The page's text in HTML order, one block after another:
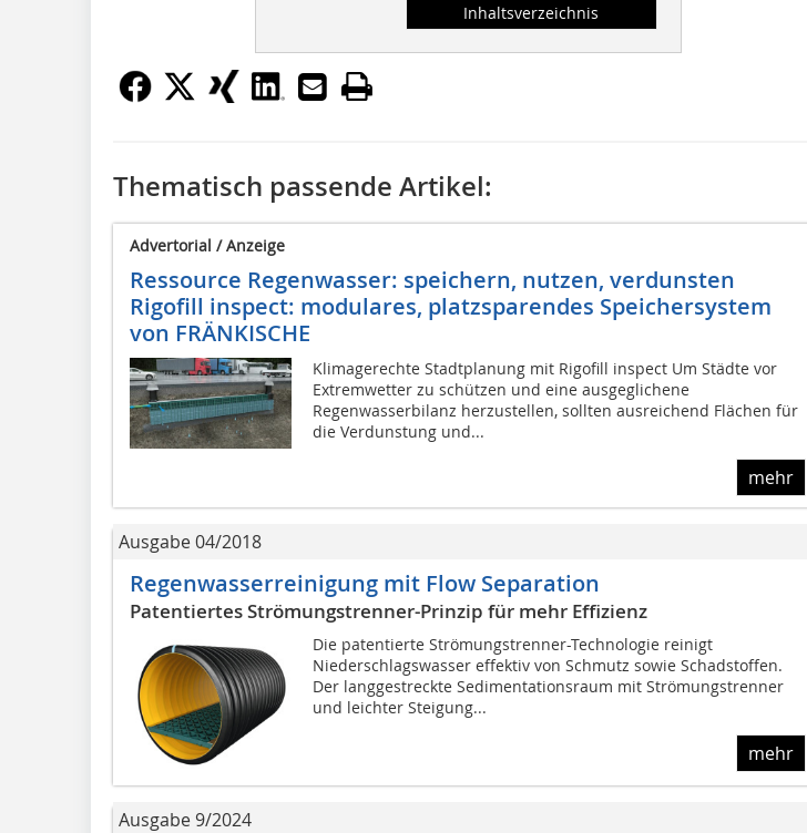
Inhaltsverzeichnis
Thematisch passende Artikel:
Advertorial / Anzeige
Ressource Regenwasser: speichern, nutzen, verdunsten
Rigofill inspect: modulares, platzsparendes Speichersystem
von FRÄNKISCHE
Klimagerechte Stadtplanung mit Rigofill inspect Um Städte vor
Extremwetter zu schützen und eine ausgeglichene
Regenwasserbilanz herzustellen, sollten ausreichend Flächen für
die Verdunstung und...
mehr
Ausgabe 04/2018
Regenwasserreinigung mit Flow Separation
Patentiertes Strömungstrenner-Prinzip für mehr Effizienz
Die patentierte Strömungstrenner-Technologie reinigt
Niederschlagswasser effektiv von Schmutz sowie Schadstoffen.
Der langgestreckte Sedimentationsraum mit Strömungstrenner
und leichter Steigung...
mehr
Ausgabe 9/2024